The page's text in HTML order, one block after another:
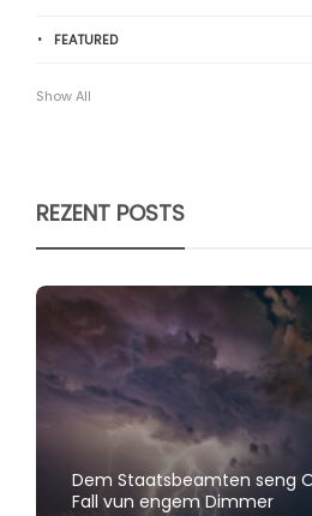
FEATURED
Show All
REZENT POSTS
Dem Staatsbeamten seng
Fall vun engem Dimmer